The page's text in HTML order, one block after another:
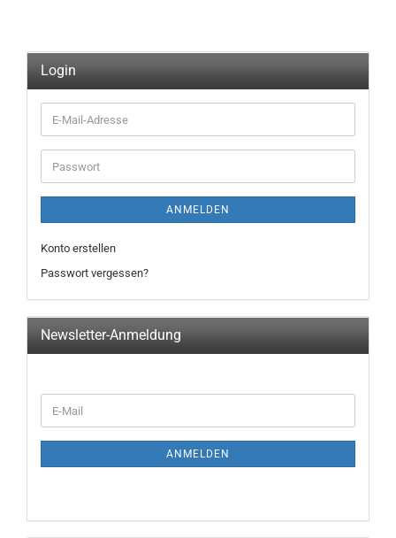
Login
E-
Mail-
Adresse
Passwort
ANMELDEN
Konto erstellen
Passwort vergessen?
Newsletter-Anmeldung
ZUR
E-
Mail
ANMELDEN